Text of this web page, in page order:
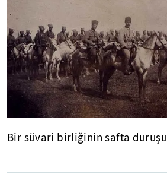
Bir süvari birliğinin safta duruşu